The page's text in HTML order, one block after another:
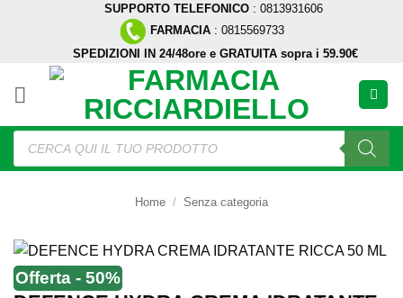
SUPPORTO TELEFONICO : 0813931606
FARMACIA : 0815569733
SPEDIZIONI IN 24/48ore e GRATUITA sopra i 59.90€
Ricerca
prodotti
Home / Senza categoria
Offerta - 50%